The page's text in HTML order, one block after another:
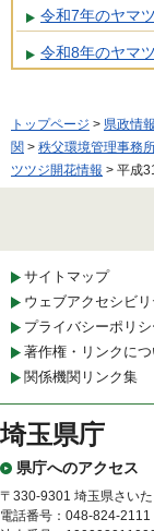
令和7年のヤマ
令和8年のヤマ
トップページ > 県政情
関 > 秩父環境管理事務
ツツジ開花情報 > 平成
サイトマップ
ウェブアクセシビリ
プライバシーポリ
著作権・リンクにつ
関係機関リンク集
埼玉県庁
県庁へのアクセス
〒330-9301 埼玉県さい
電話番号：048-824-2111